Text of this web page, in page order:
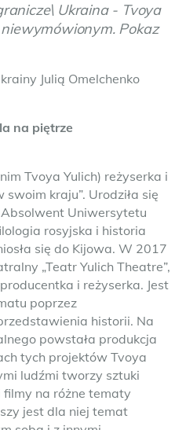
Ukraina - Tvoya
Pokaz
Julią Omelchenko
na piętrze
Tvoya Yulich) reżyserka i
kraju”. Urodziła się
Uniwersytetu
rosyjska i historia
się do Kijowa. W 2017
„Teatr Yulich Theatre”,
i reżyserka. Jest
poprzez
historii. Na
powstała produkcja
tych projektów Tvoya
ludźmi tworzy sztuki
na różne tematy
jest dla niej temat